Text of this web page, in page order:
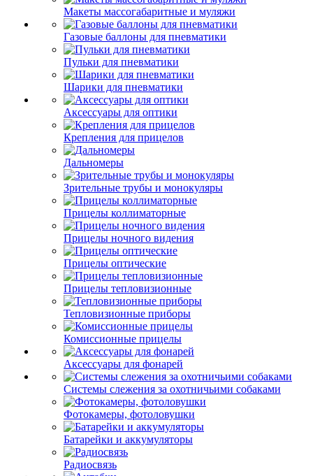
Макеты массогабаритные и муляжи
Газовые баллоны для пневматики
Пульки для пневматики
Шарики для пневматики
Аксессуары для оптики
Крепления для прицелов
Дальномеры
Зрительные трубы и монокуляры
Прицелы коллиматорные
Прицелы ночного видения
Прицелы оптические
Прицелы тепловизионные
Тепловизионные приборы
Комиссионные прицелы
Аксессуары для фонарей
Системы слежения за охотничьими собаками
Фотокамеры, фотоловушки
Батарейки и аккумуляторы
Радиосвязь